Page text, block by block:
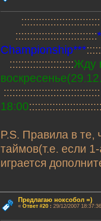
::::::::::::::::::::::::::::
Championship***
::::::::::::::::::::::Жду
18:00
P.S. Правила в те,
таймов(т.е. если
играется
Предлагаю ноксобол =)
« Ответ #20: 29/12/2007